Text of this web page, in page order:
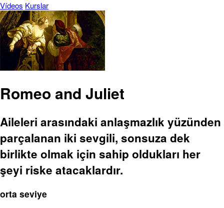
Vídeos Kurslar
Romeo and Juliet
Aileleri arasındaki anlaşmazlık yüzünden
parçalanan iki sevgili, sonsuza dek
birlikte olmak için sahip oldukları her
şeyi riske atacaklardır.
orta seviye